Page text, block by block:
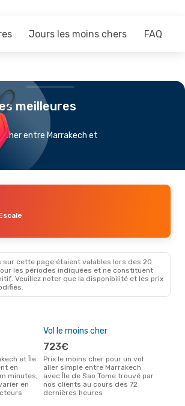
Jours les moins chers FAQ
meilleures
cher entre Marrakech et
sur cette page étaient valables lors des 20
les périodes indiquées et ne constituent
Veuillez noter que la disponibilité et les prix
en
minutes,
en
Vol le moins cher
723€
Prix le moins cher pour un vol
aller simple entre Marrakech
avec Île de Sao Tome trouvé par
nos clients au cours des 72
dernières heures